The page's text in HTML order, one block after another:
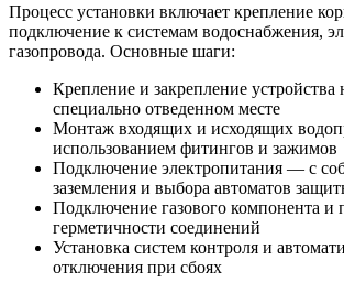
Процесс установки включает крепление
подключение к системам водоснабжения,
газопровода. Основные шаги:
Крепление и закрепление устройства
специально отведенном месте
Монтаж входящих и исходящих
использованием фитингов и зажимов
Подключение электропитания — с
заземления и выбора автоматов
Подключение газового компонента и
герметичности соединений
Установка систем контроля и
отключения при сбоях